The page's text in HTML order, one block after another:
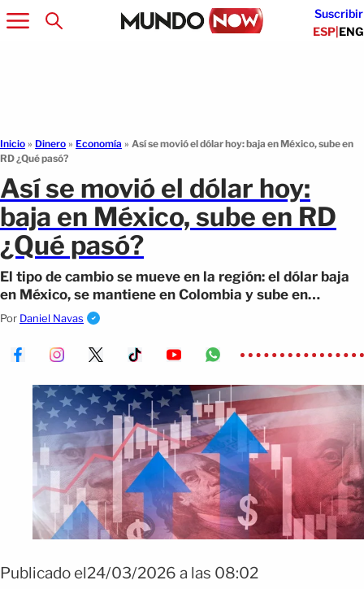
Suscribir
ESP|ENG
Inicio » Dinero » Economía » Así se movió el dólar hoy: baja en México, sube en
RD ¿Qué pasó?
Así se movió el dólar hoy:
baja en México, sube en RD
¿Qué pasó?
El tipo de cambio se mueve en la región: el dólar baja
en México, se mantiene en Colombia y sube en
República Dominicana.
Por Daniel Navas
Publicado el24/03/2026 a las 08:02